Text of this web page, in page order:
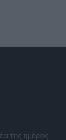
της ημέρας